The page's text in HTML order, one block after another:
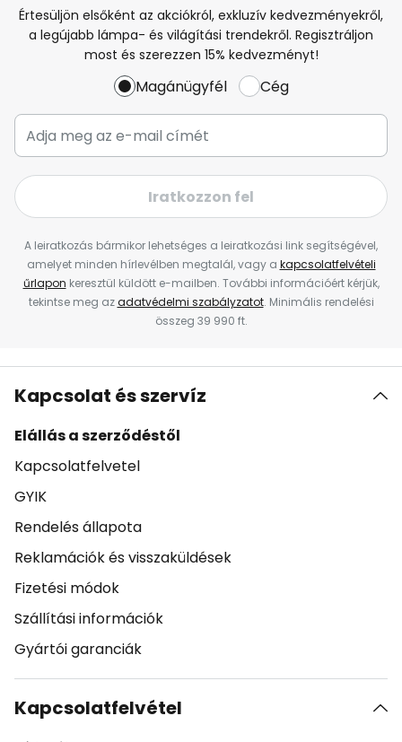
Értesüljön elsőként az akciókról, exkluzív kedvezményekről,
a legújabb lámpa- és világítási trendekről. Regisztráljon
most és szerezzen 15% kedvezményt!
Magánügyfél Cég
Iratkozzon fel
A leiratkozás bármikor lehetséges a leiratkozási link segítségével,
amelyet minden hírlevélben megtalál, vagy a kapcsolatfelvételi
űrlapon keresztül küldött e-mailben. További információért kérjük,
tekintse meg azadatvédelmi szabályzatot. Minimális rendelési
összeg 39 990 ft.
Kapcsolat és szervíz
Elállás a szerződéstől
Kapcsolatfelvetel
GYIK
Rendelés állapota
Reklamációk és visszaküldések
Fizetési módok
Szállítási információk
Gyártói garanciák
Kapcsolatfelvétel